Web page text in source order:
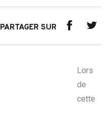
PARTAGER SUR
Lors
de
cette